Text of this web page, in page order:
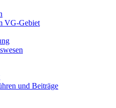
VG-Gebiet
und Beiträge